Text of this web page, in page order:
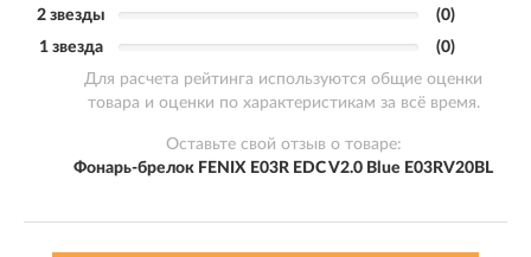
2 звезды
(0)
1 звезда
(0)
Для расчета рейтинга используются общие оценки
товара и оценки по характеристикам за всё время.
Оставьте свой отзыв о товаре:
Фонарь-брелок FENIX E03R EDC V2.0 Blue E03RV20BL